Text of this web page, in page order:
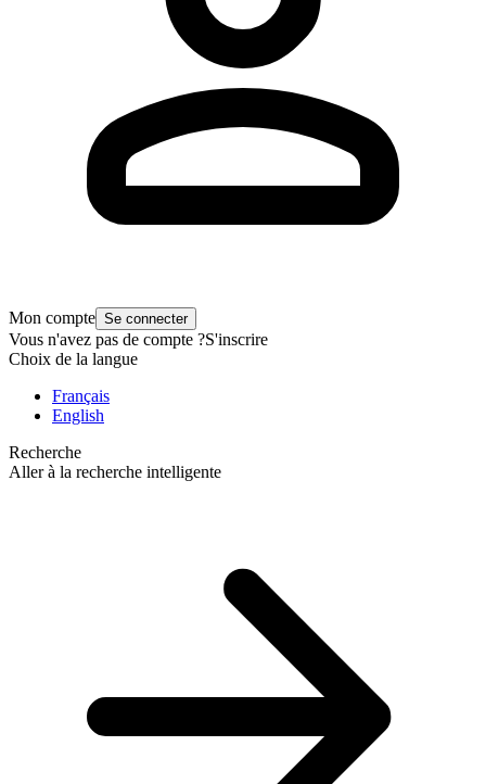
Mon compte Se connecter
Vous n'avez pas de compte ?S'inscrire
Choix de la langue
Français
English
Recherche
Aller à la recherche intelligente